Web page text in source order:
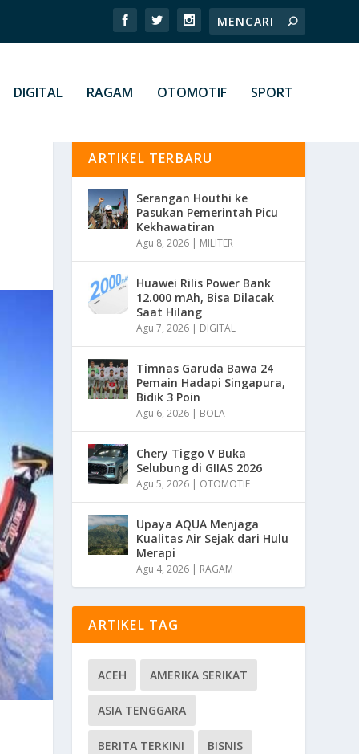
DIGITAL RAGAM OTOMOTIF SPORT
ARTIKEL TERBARU
Serangan Houthi ke
Pasukan Pemerintah Picu
Kekhawatiran
Agu 8, 2026 | MILITER
Huawei Rilis Power Bank
12.000 mAh, Bisa Dilacak
Saat Hilang
Agu 7, 2026 | DIGITAL
Timnas Garuda Bawa 24
Pemain Hadapi Singapura,
Bidik 3 Poin
Agu 6, 2026 | BOLA
Chery Tiggo V Buka
Selubung di GIIAS 2026
Agu 5, 2026 | OTOMOTIF
Upaya AQUA Menjaga
Kualitas Air Sejak dari Hulu
Merapi
Agu 4, 2026 | RAGAM
ARTIKEL TAG
ACEH AMERIKA SERIKAT
ASIA TENGGARA
BERITA TERKINI BISNIS